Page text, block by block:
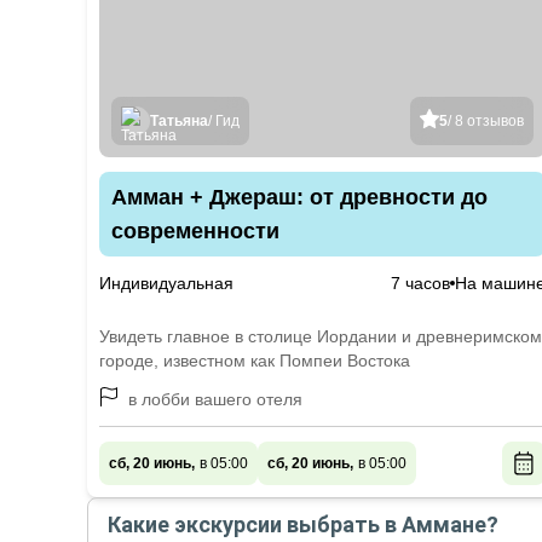
5/ 8 отзывов
Татьяна/ Гид
Амман + Джераш: от древности до
современности
Индивидуальная 7 часов На
Увидеть главное в столице Иордании и древнеримском
городе, известном как Помпеи Востока
в лобби вашего отеля
сб, 20 июнь, в 05:00 сб, 20 июнь, в 05:00
Какие экскурсии выбрать в Аммане?